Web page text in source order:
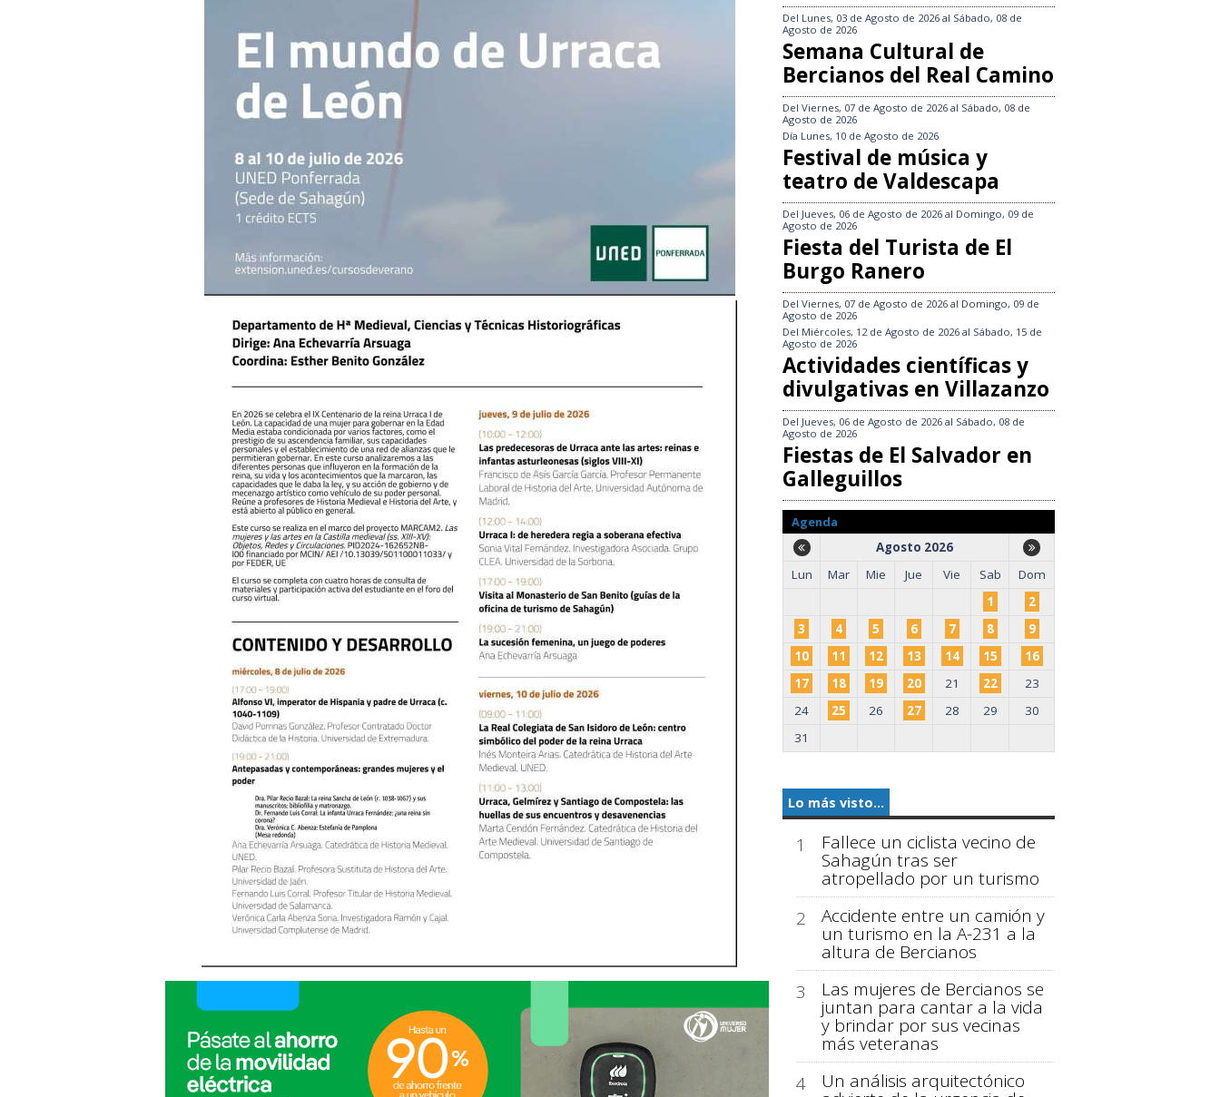
Del Lunes, 03 de Agosto de 2026 al Sábado, 08 de
Agosto de 2026
Semana Cultural de
Bercianos del Real Camino
Del Viernes, 07 de Agosto de 2026 al Sábado, 08 de
Agosto de 2026
Día Lunes, 10 de Agosto de 2026
Festival de música y
teatro de Valdescapa
Del Jueves, 06 de Agosto de 2026 al Domingo, 09 de
Agosto de 2026
Fiesta del Turista de El
Burgo Ranero
Del Viernes, 07 de Agosto de 2026 al Domingo, 09 de
Agosto de 2026
Del Miércoles, 12 de Agosto de 2026 al Sábado, 15 de
Agosto de 2026
Actividades científicas y
divulgativas en Villazanzo
Del Jueves, 06 de Agosto de 2026 al Sábado, 08 de
Agosto de 2026
Fiestas de El Salvador en
Galleguillos
Agenda
Agosto 2026
Lun
Mar Mie Jue Vie Sab
Dom
1
2
3
4 5 6 7 8
9
10
11 12 13 14 15
16
17
18 19 20 21 22
23
24
25 26 27 28 29
30
31
Lo más visto...
1 Fallece un ciclista vecino de
Sahagún tras ser
atropellado por un turismo
2
Accidente entre un camión y
un turismo en la A-231 a la
altura de Bercianos
3
Las mujeres de Bercianos se
juntan para cantar a la vida
y brindar por sus vecinas
más veteranas
4
Un análisis arquitectónico